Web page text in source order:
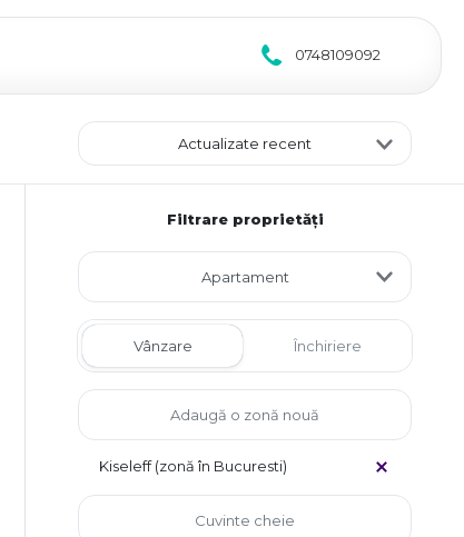
0748109092
Actualizate recent
Filtrare proprietăți
Apartament
Vânzare Închiriere
Kiseleff (zonă în Bucuresti)